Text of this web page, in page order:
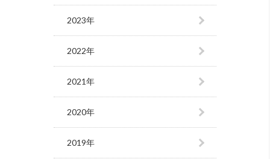
2023年
2022年
2021年
2020年
2019年